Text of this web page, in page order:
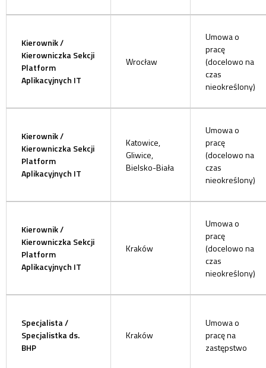
Kierownik /
Kierowniczka Sekcji
Platform
Aplikacyjnych IT
Wrocław
Umowa o
pracę
(docelowo na
czas
nieokreślony)
Kierownik /
Kierowniczka Sekcji
Platform
Aplikacyjnych IT
Katowice,
Gliwice,
Bielsko-Biała
Umowa o
pracę
(docelowo na
czas
nieokreślony)
Kierownik /
Kierowniczka Sekcji
Platform
Aplikacyjnych IT
Kraków
Umowa o
pracę
(docelowo na
czas
nieokreślony)
Specjalista /
Specjalistka ds.
BHP
Kraków
Umowa o
pracę na
zastępstwo